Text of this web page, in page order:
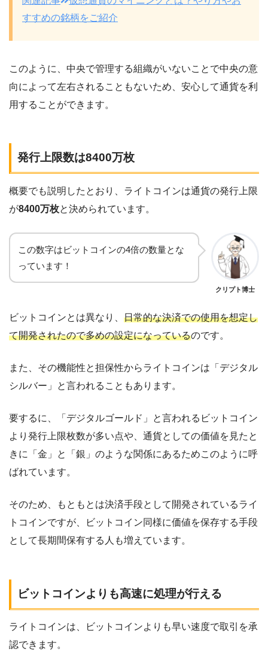
すすめの銘柄をご紹介
このように、 中央で管理する組織がいないことで中央の意
向によって左右されることもないため、安心して通貨を利
用することができます。
発行上限数は8400万枚
概要でも説明したとおり、ライトコインは通貨の発行上限
が8400万枚と決められています。
この数字はビットコインの4倍の数量とな
っています！
クリプト博士
ビットコインとは異なり、 日常的な決済での使用を想定し
て開発されたので多めの設定になっているのです。
また、その機能性と担保性からライトコインは「デジタル
シルバー」と言われることもあります。
要するに、「デジタルゴールド」と言われるビットコイン
より発行上限枚数が多い点や、通貨としての価値を見たと
きに「金」と「銀」のような関係にあるためこのように呼
ばれています。
そのため、もともとは決済手段として開発されているライ
トコインですが、ビットコイン同様に価値を保存する手段
として長期間保有する人も増えています。
ビットコインよりも高速に処理が行える
ライトコインは、ビットコインよりも早い速度で取引を承
認できます。